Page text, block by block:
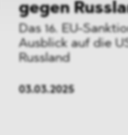
gegen
Das 16. EU-
Ausblick auf die
Russland
03.03.2025